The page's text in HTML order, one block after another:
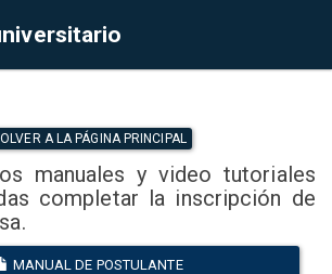
A LA PÁGINA PRINCIPAL
manuales y video tutoriales
completar la inscripción de
MANUAL DE POSTULANTE